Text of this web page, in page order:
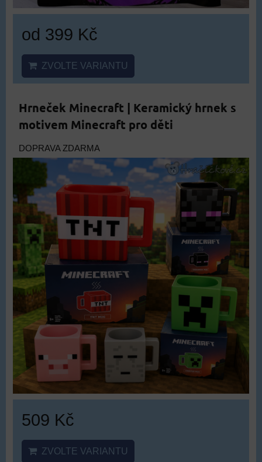
od 399 Kč
ZVOLTE VARIANTU
Hrneček Minecraft | Keramický hrnek s
motivem Minecraft pro děti
DOPRAVA ZDARMA
509 Kč
ZVOLTE VARIANTU